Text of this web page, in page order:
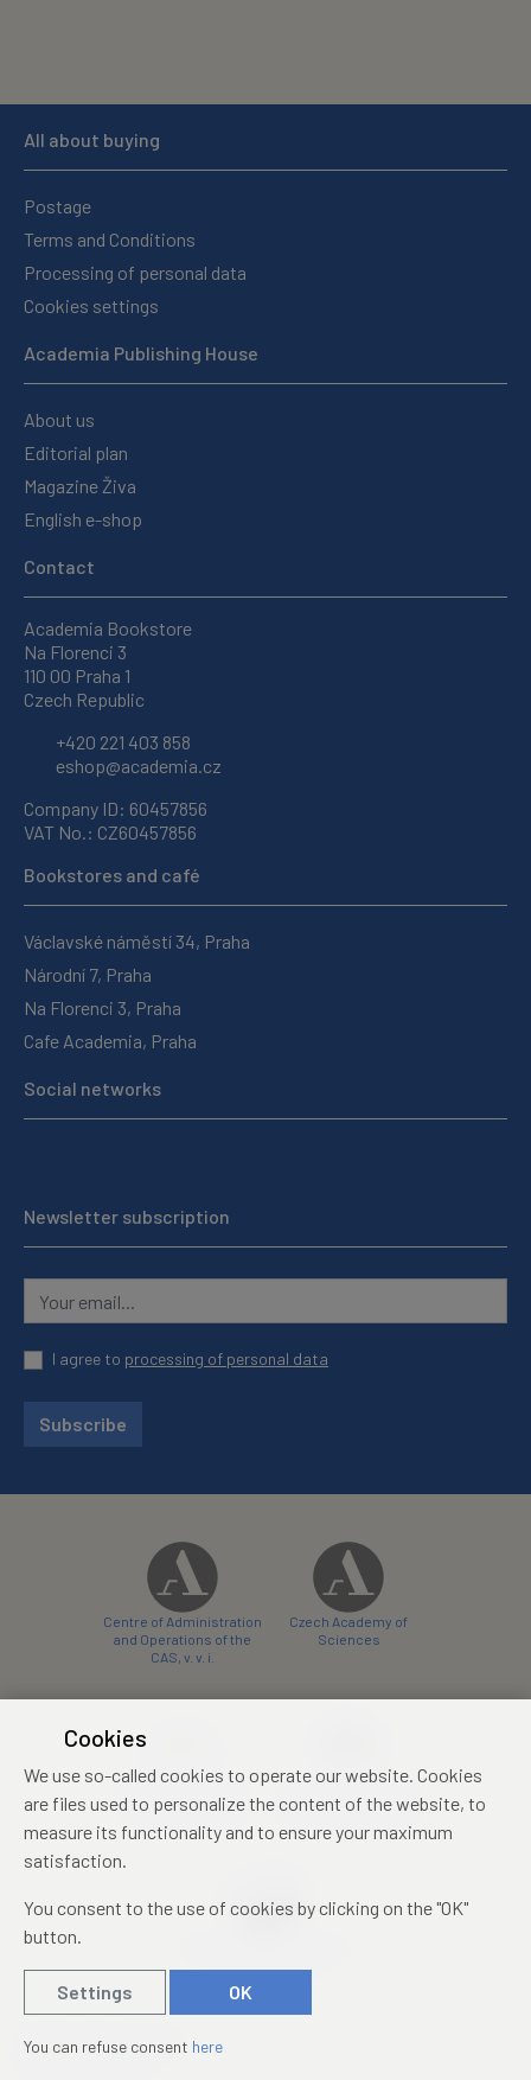
All about buying
Postage
Terms and Conditions
Processing of personal data
Cookies settings
Academia Publishing House
About us
Editorial plan
Magazine Živa
English e-shop
Contact
Academia Bookstore
Na Florenci 3
110 00 Praha 1
Czech Republic
+420 221 403 858
eshop@academia.cz
Company ID: 60457856
VAT No.: CZ60457856
Bookstores and café
Václavské náměstí 34, Praha
Národní 7, Praha
Na Florenci 3, Praha
Cafe Academia, Praha
Social networks
Newsletter subscription
I agree to processing of personal data
Subscribe
Centre of Administration
and Operations of the
CAS, v. v. i.
Czech Academy of
Sciences
conference centre
konferenční centrum
© 2019 – 2026Academia
Cookies
We use so-called cookies to operate our website. Cookies
are files used to personalize the content of the website, to
measure its functionality and to ensure your maximum
satisfaction.
You consent to the use of cookies by clicking on the "OK"
button.
Settings OK
You can refuse consent here